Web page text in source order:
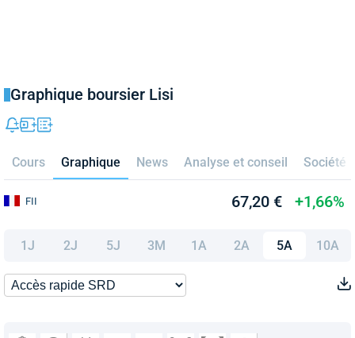
Graphique boursier Lisi
Cours Graphique News Analyse et conseil Société
FII 67,20 € +1,66%
1J 2J 5J 3M 1A 2A 5A 10A